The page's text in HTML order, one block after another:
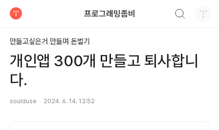
프로그래밍좀비
만들고싶은거 만들며 돈벌기
개인앱 300개 만들고 퇴사합니
다.
soulduse 2024. 6. 14. 13:52